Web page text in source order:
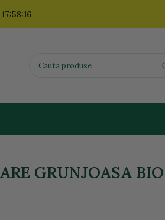
GRUNJOASA